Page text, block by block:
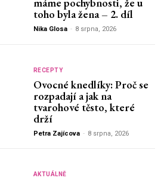
máme pochybnosti, že u
toho byla žena – 2. díl
Nika Glosa - 8 srpna, 2026
RECEPTY
Ovocné knedlíky: Proč se
rozpadají a jak na
tvarohové těsto, které
drží
Petra Zajícova - 8 srpna, 2026
AKTUÁLNĚ